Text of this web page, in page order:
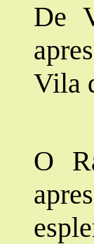
De
Vila
O